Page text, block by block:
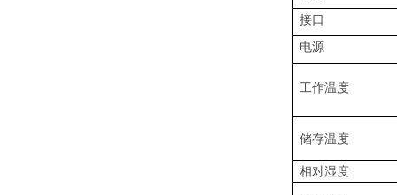
接口
电源
工作温度
储存温度
相对湿度